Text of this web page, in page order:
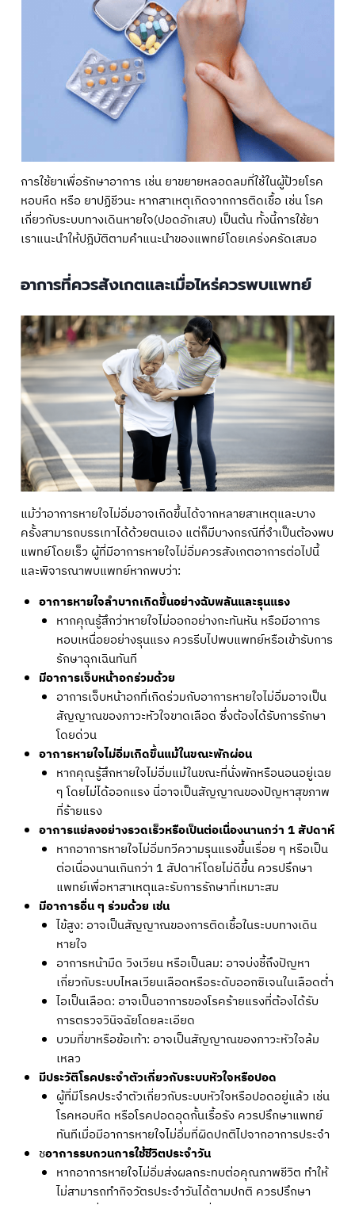
การใช้ยาเพื่อรักษาอาการ เช่น ยาขยายหลอดลมที่ใช้ในผู้ป้วยโรค
หอบหืด หรือ ยาปฏิชีวนะ หากสาเหตุเกิดจากการติดเชื้อ เช่น โรค
เกี่ยวกับระบบทางเดินหายใจ(ปอดอักเสบ) เป็นต้น ทั้งนี้การใช้ยา
เราแนะนำให้ปฎิบัติตามคำแนะนำของแพทย์โดยเคร่งครัดเสมอ
อาการที่ควรสังเกตและเมื่อไหร่ควรพบแพทย์
แม้ว่าอาการหายใจไม่อิ่มอาจเกิดขึ้นได้จากหลายสาเหตุและบาง
ครั้งสามารถบรรเทาได้ด้วยตนเอง แต่ก็มีบางกรณีที่จำเป็นต้องพบ
แพทย์โดยเร็ว ผู้ที่มีอาการหายใจไม่อิ่มควรสังเกตอาการต่อไปนี้
และพิจารณาพบแพทย์หากพบว่า:
อาการหายใจลำบากเกิดขึ้นอย่างฉับพลันและรุนแรง
หากคุณรู้สึกว่าหายใจไม่ออกอย่างกะทันหัน หรือมีอาการ
หอบเหนื่อยอย่างรุนแรง ควรรีบไปพบแพทย์หรือเข้ารับการ
รักษาฉุกเฉินทันที
มีอาการเจ็บหน้าอกร่วมด้วย
อาการเจ็บหน้าอกที่เกิดร่วมกับอาการหายใจไม่อิ่มอาจเป็น
สัญญาณของภาวะหัวใจขาดเลือด ซึ่งต้องได้รับการรักษา
โดยด่วน
อาการหายใจไม่อิ่มเกิดขึ้นแม้ในขณะพักผ่อน
หากคุณรู้สึกหายใจไม่อิ่มแม้ในขณะที่นั่งพักหรือนอนอยู่เฉย
ๆ โดยไม่ได้ออกแรง นี่อาจเป็นสัญญาณของปัญหาสุขภาพ
ที่ร้ายแรง
อาการแย่ลงอย่างรวดเร็วหรือเป็นต่อเนื่องนานกว่า 1 สัปดาห์
หากอาการหายใจไม่อิ่มทวีความรุนแรงขึ้นเรื่อย ๆ หรือเป็น
ต่อเนื่องนานเกินกว่า 1 สัปดาห์โดยไม่ดีขึ้น ควรปรึกษา
แพทย์เพื่อหาสาเหตุและรับการรักษาที่เหมาะสม
มีอาการอื่น ๆ ร่วมด้วย เช่น
ไข้สูง: อาจเป็นสัญญาณของการติดเชื้อในระบบทางเดิน
หายใจ
อาการหน้ามืด วิงเวียน หรือเป็นลม: อาจบ่งชี้ถึงปัญหา
เกี่ยวกับระบบไหลเวียนเลือดหรือระดับออกซิเจนในเลือดต่ำ
ไอเป็นเลือด: อาจเป็นอาการของโรคร้ายแรงที่ต้องได้รับ
การตรวจวินิจฉัยโดยละเอียด
บวมที่ขาหรือข้อเท้า: อาจเป็นสัญญาณของภาวะหัวใจล้ม
เหลว
มีประวัติโรคประจำตัวเกี่ยวกับระบบหัวใจหรือปอด
ผู้ที่มีโรคประจำตัวเกี่ยวกับระบบหัวใจหรือปอดอยู่แล้ว เช่น
โรคหอบหืด หรือโรคปอดอุดกั้นเรื้อรัง ควรปรึกษาแพทย์
ทันทีเมื่อมีอาการหายใจไม่อิ่มที่ผิดปกติไปจากอาการประจำ
ชอาการรบกวนการใช้ชีวิตประจำวัน
หากอาการหายใจไม่อิ่มส่งผลกระทบต่อคุณภาพชีวิต ทำให้
ไม่สามารถทำกิจวัตรประจำวันได้ตามปกติ ควรปรึกษา